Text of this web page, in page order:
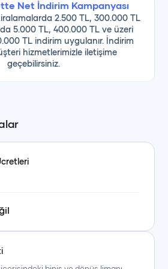
Net İndirim Kampanyası
2.500 TL, 300.000 TL
5.000 TL, 400.000 TL ve üzeri
TL indirim uygulanır. İndirim
hizmetlerimizle iletişime
geçebilirsiniz.